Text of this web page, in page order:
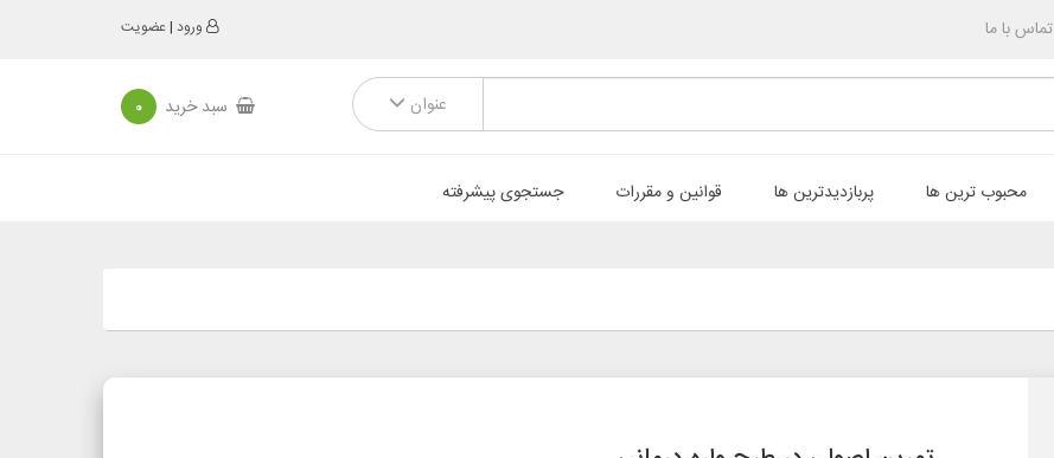
تماس با ما ورود |عضویت
عنوان سبد خرید 0
محبوب ترین ها پربازدیدترین ها قوانین و مقررات جستجوی پیشرفته